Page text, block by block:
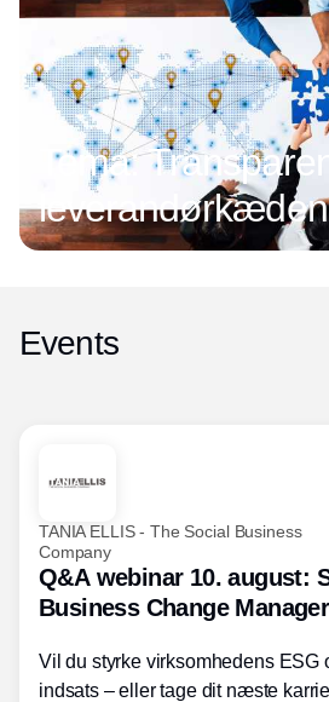
Tema:
leverandørkæden
Events
TANIA ELLIS - The Social Business
Company
Q&A webinar 10. august:
Business Change Manager
Vil du styrke virksomhedens ESG
indsats – eller tage dit næste